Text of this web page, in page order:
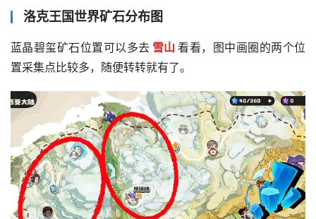
洛克王国世界矿石分布图
蓝晶碧玺矿石位置可以多去 雪山 看看，图中画圈的两个位
置采集点比较多，随便转转就有了。